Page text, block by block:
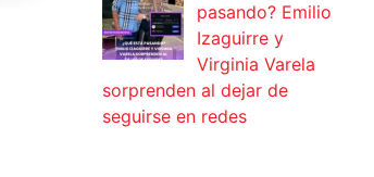
pasando? Emilio
Izaguirre y
Virginia Varela
sorprenden al dejar de
seguirse en redes